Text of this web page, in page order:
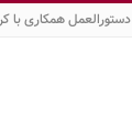
دستورالعمل همکاری با